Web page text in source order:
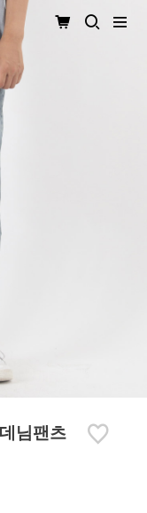
님팬츠